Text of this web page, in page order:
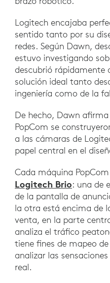
Logitech encajaba
sentido tanto por su
redes. Según Dawn,
estuvo investigando
descubrió rápidamente
solución ideal tanto
ingeniería como de la
De hecho, Dawn
PopCom se
a las cámaras de
papel central en el
Cada máquina
Logitech Brio: una de
de la pantalla de
la otra está encima de
venta, en la parte
analiza el tráfico
tiene fines de mapeo
analizar las
real.